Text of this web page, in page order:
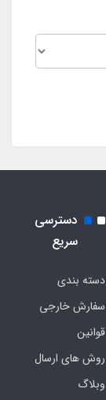
دسترسی
سریع
دسته بندی
سفارش خارجی
قوانین
روش های ارسال
وبلاگ